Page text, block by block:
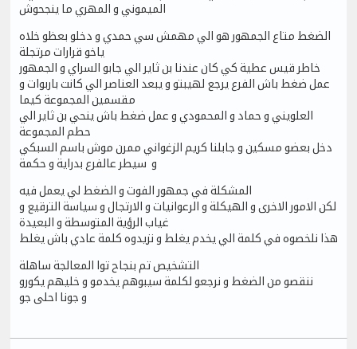
الميموني و المهري ما ينجحوش
الضغط متاع الجمهور هو الي مهمش سي حمدي و دخلو بعظو خلاه
ياخو قرارات مرتجلة
خاطر قيس عطية كي كان عندنا بن ثاير الي جابو السراي و الجمهور
عمل ضغط باش الفرع يرجع لهيبتو و يبعد العناصر الي كانت باربوات و
مقسمين المجموعة كيما
العلويني و حماد و المحمودي و عمل ضغط باش ينحي بن ثاير الي
حطم المجموعة
دخل بعضو مسكين و جابلنا كريم الزغواني ممرن موش باسم السبكي
و سيطر عالفرع بدراية و حكمة
المشكلة في جمهور الفوت و الضغط لي يعمل فيه
لكن الامور الاخرى و الهيكلة و الرعوانيات و الارتجال و سياسة الترقيع و
غياب الرؤية المتوسطة و البعيدة
هذا نلخصوه في كلمة الي يخدم يغلط و نزيدوه كلمة عادي باش يغلط
التشخيص تم بنجاح توا المعالجة ساهلة
ننقصو من الضغط و نرجعو لكلمة سيبوهم يخدمو و خليهم يكورو
و جونا احلى جو